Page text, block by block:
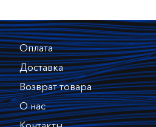
Оплата
Доставка
Возврат товара
О нас